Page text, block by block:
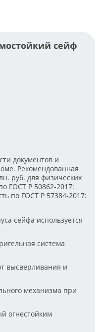
сейф
документов и
Рекомендованная
руб. для физических
ГОСТ Р 50862-2017:
по ГОСТ Р 57384-2017:
сейфа используется
система
высверливания и
механизма при
огнестойким